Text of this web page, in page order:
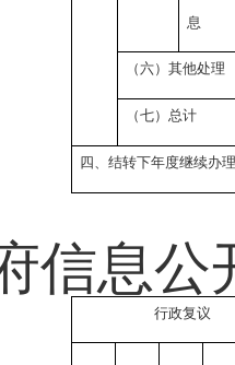
息
（六）其他处理
（七）总计
四、结转下年度继续办理
信息
行政复议